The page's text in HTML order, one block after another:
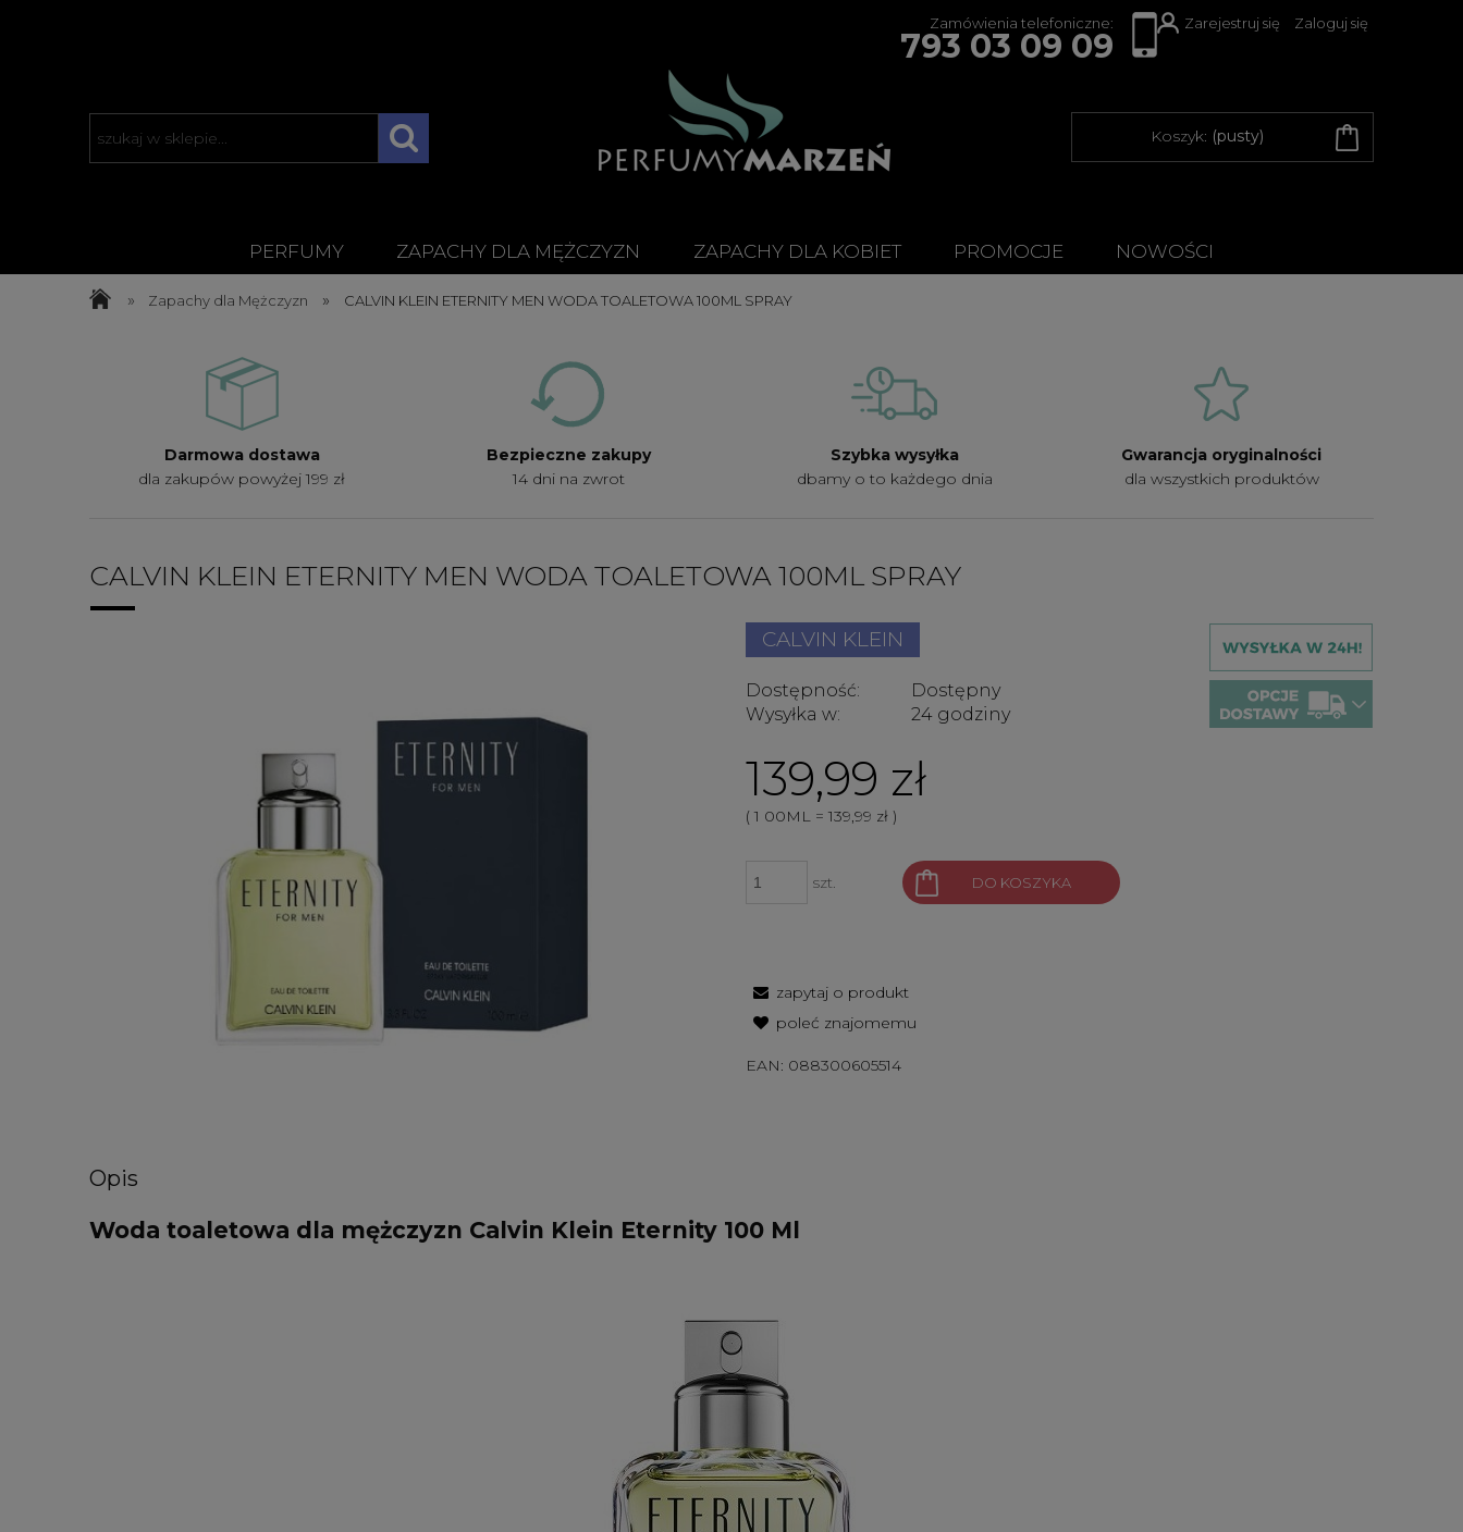
Zarejestruj się Zaloguj się
Zamówienia telefoniczne:
793 03 09 09
Koszyk: (pusty)
PERFUMY ZAPACHY DLA MĘŻCZYZN ZAPACHY DLA KOBIET PROMOCJE NOWOŚCI
» Zapachy dla Mężczyzn » CALVIN KLEIN ETERNITY MEN WODA TOALETOWA 100ML SPRAY
Darmowa dostawa
dla zakupów powyżej 199 zł
Bezpieczne zakupy
14 dni na zwrot
Szybka wysyłka
dbamy o to każdego dnia
Gwarancja oryginalności
dla wszystkich produktów
CALVIN KLEIN ETERNITY MEN WODA TOALETOWA 100ML SPRAY
CALVIN KLEIN
Dostępność:
Dostępny
Wysyłka w:
24 godziny
139,99 zł
( 1 00ML= 139,99 zł )
szt. DO KOSZYKA
zapytaj o produkt
poleć znajomemu
EAN: 088300605514
Opis
Woda toaletowa dla mężczyzn Calvin Klein Eternity 100 Ml